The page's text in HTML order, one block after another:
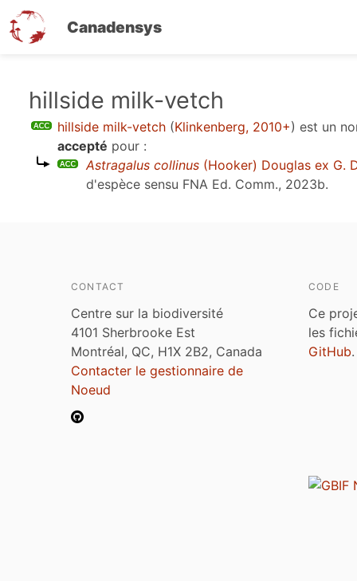
Canadensys
contenu
hillside milk-vetch
hillside milk-vetch (Klinkenberg, 2010+) est un
accepté pour :
Astragalus collinus (Hooker) Douglas ex G.
d'espèce sensu FNA Ed. Comm., 2023b.
CONTACT
Centre sur la biodiversité
4101 Sherbrooke Est
Montréal, QC, H1X 2B2, Canada
Contacter le gestionnaire de
Noeud
CODE
Ce
les
GitHub.